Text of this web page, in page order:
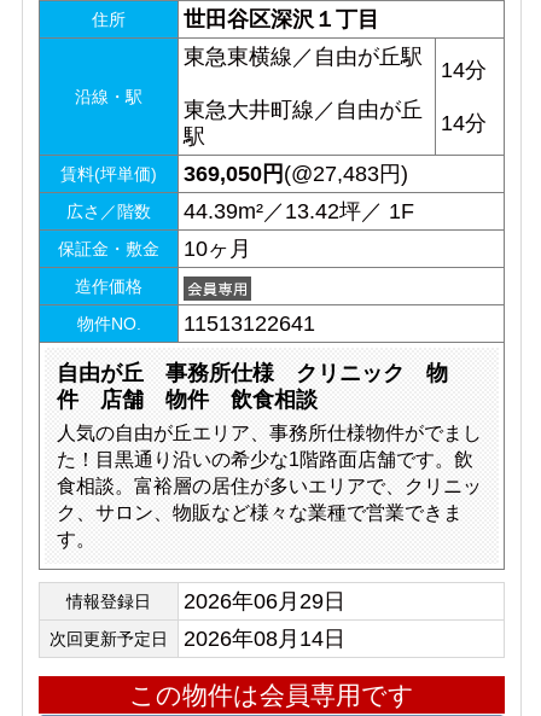
住所 世田谷区深沢１丁目
沿線・駅
東急東横線／自由が丘駅
東急大井町線／自由が丘
駅
14分
14分
賃料(坪単価) 369,050円 (@27,483円)
広さ／階数 44.39m²／13.42坪／ 1F
保証金・敷金 10ヶ月
造作価格
物件NO.
11513122641
自由が丘 事務所仕様 クリニック 物
件 店舗 物件 飲食相談
人気の自由が丘エリア、事務所仕様物件がでまし
た！目黒通り沿いの希少な1階路面店舗です。飲
食相談。富裕層の居住が多いエリアで、クリニッ
ク、サロン、物販など様々な業種で営業できま
す。
情報登録日 2026年06月29日
次回更新予定日 2026年08月14日
この物件は会員専用です